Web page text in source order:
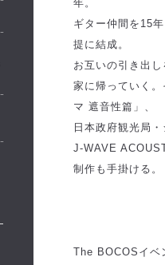
年。
ギター仲間を15
提に結成。
お互いの引き出
家に帰っていく
マ 遮音性篇」、
日本政府観光局
J-WAVE
制作も手掛ける。
The BOCOSイベ